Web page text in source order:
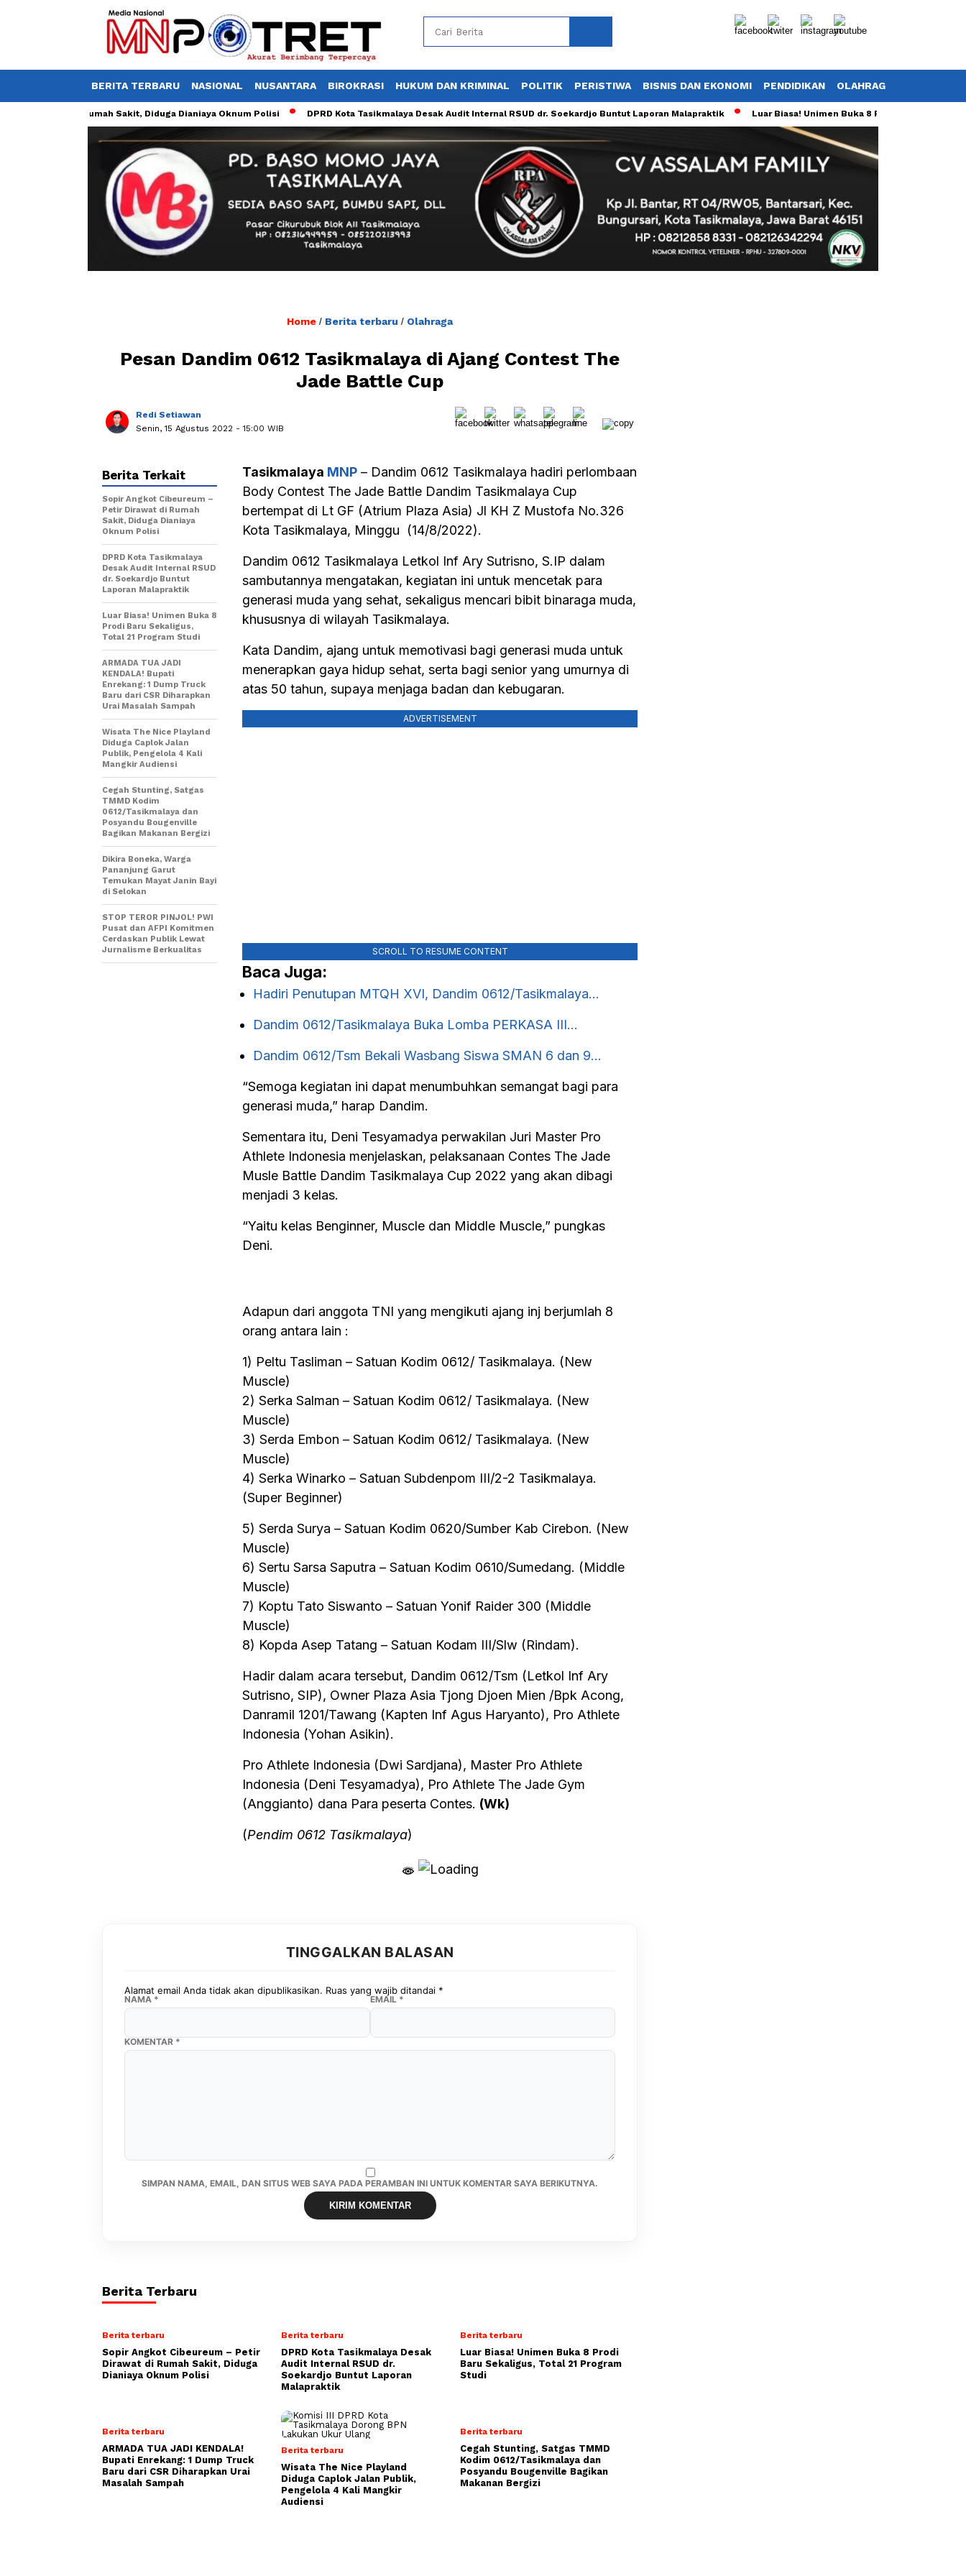
BERITA TERBARU NASIONAL NUSANTARA BIROKRASI HUKUM DAN KRIMINAL POLITIK PERISTIWA BISNIS DAN EKONOMI PENDIDIKAN OLAHRAGA
di Rumah Sakit, Diduga Dianiaya Oknum Polisi DPRD Kota Tasikmalaya Desak Audit Internal RSUD dr. Soekardjo Buntut Laporan Malapraktik Luar Biasa! Unimen Buka 8 Prodi Baru Sekaligus,
Home / Berita terbaru / Olahraga
Pesan Dandim 0612 Tasikmalaya di Ajang Contest The
Jade Battle Cup
Redi Setiawan
Senin, 15 Agustus 2022 - 15:00 WIB
Tasikmalaya MNP – Dandim 0612 Tasikmalaya hadiri perlombaan
Body Contest The Jade Battle Dandim Tasikmalaya Cup
bertempat di Lt GF (Atrium Plaza Asia) Jl KH Z Mustofa No.326
Kota Tasikmalaya, Minggu (14/8/2022).
Dandim 0612 Tasikmalaya Letkol Inf Ary Sutrisno, S.IP dalam
sambutannya mengatakan, kegiatan ini untuk mencetak para
generasi muda yang sehat, sekaligus mencari bibit binaraga muda,
khususnya di wilayah Tasikmalaya.
Kata Dandim, ajang untuk memotivasi bagi generasi muda untuk
menerapkan gaya hidup sehat, serta bagi senior yang umurnya di
atas 50 tahun, supaya menjaga badan dan kebugaran.
ADVERTISEMENT
SCROLL TO RESUME CONTENT
Baca Juga:
Hadiri Penutupan MTQH XVI, Dandim 0612/Tasikmalaya…
Dandim 0612/Tasikmalaya Buka Lomba PERKASA III…
Dandim 0612/Tsm Bekali Wasbang Siswa SMAN 6 dan 9…
“Semoga kegiatan ini dapat menumbuhkan semangat bagi para
generasi muda,” harap Dandim.
Sementara itu, Deni Tesyamadya perwakilan Juri Master Pro
Athlete Indonesia menjelaskan, pelaksanaan Contes The Jade
Musle Battle Dandim Tasikmalaya Cup 2022 yang akan dibagi
menjadi 3 kelas.
“Yaitu kelas Benginner, Muscle dan Middle Muscle,” pungkas
Deni.
Adapun dari anggota TNI yang mengikuti ajang inj berjumlah 8
orang antara lain :
1) Peltu Tasliman – Satuan Kodim 0612/ Tasikmalaya. (New
Muscle)
2) Serka Salman – Satuan Kodim 0612/ Tasikmalaya. (New
Muscle)
3) Serda Embon – Satuan Kodim 0612/ Tasikmalaya. (New
Muscle)
4) Serka Winarko – Satuan Subdenpom III/2-2 Tasikmalaya.
(Super Beginner)
5) Serda Surya – Satuan Kodim 0620/Sumber Kab Cirebon. (New
Muscle)
6) Sertu Sarsa Saputra – Satuan Kodim 0610/Sumedang. (Middle
Muscle)
7) Koptu Tato Siswanto – Satuan Yonif Raider 300 (Middle
Muscle)
8) Kopda Asep Tatang – Satuan Kodam III/Slw (Rindam).
Hadir dalam acara tersebut, Dandim 0612/Tsm (Letkol Inf Ary
Sutrisno, SIP), Owner Plaza Asia Tjong Djoen Mien /Bpk Acong,
Danramil 1201/Tawang (Kapten Inf Agus Haryanto), Pro Athlete
Indonesia (Yohan Asikin).
Pro Athlete Indonesia (Dwi Sardjana), Master Pro Athlete
Indonesia (Deni Tesyamadya), Pro Athlete The Jade Gym
(Anggianto) dana Para peserta Contes. (Wk)
(Pendim 0612 Tasikmalaya)
Berita Terkait
Sopir Angkot Cibeureum –
Petir Dirawat di Rumah
Sakit, Diduga Dianiaya
Oknum Polisi
DPRD Kota Tasikmalaya
Desak Audit Internal RSUD
dr. Soekardjo Buntut
Laporan Malapraktik
Luar Biasa! Unimen Buka 8
Prodi Baru Sekaligus,
Total 21 Program Studi
ARMADA TUA JADI
KENDALA! Bupati
Enrekang: 1 Dump Truck
Baru dari CSR Diharapkan
Urai Masalah Sampah
Wisata The Nice Playland
Diduga Caplok Jalan
Publik, Pengelola 4 Kali
Mangkir Audiensi
Cegah Stunting, Satgas
TMMD Kodim
0612/Tasikmalaya dan
Posyandu Bougenville
Bagikan Makanan Bergizi
Dikira Boneka, Warga
Pananjung Garut
Temukan Mayat Janin Bayi
di Selokan
STOP TEROR PINJOL! PWI
Pusat dan AFPI Komitmen
Cerdaskan Publik Lewat
Jurnalisme Berkualitas
TINGGALKAN BALASAN
Alamat email Anda tidak akan dipublikasikan. Ruas yang wajib ditandai *
KOMENTAR *
NAMA * EMAIL *
SIMPAN NAMA, EMAIL, DAN SITUS WEB SAYA PADA PERAMBAN INI UNTUK KOMENTAR SAYA BERIKUTNYA.
Berita Terbaru
Berita terbaru
Sopir Angkot Cibeureum – Petir
Dirawat di Rumah Sakit, Diduga
Dianiaya Oknum Polisi
Berita terbaru
DPRD Kota Tasikmalaya Desak
Audit Internal RSUD dr.
Soekardjo Buntut Laporan
Malapraktik
Berita terbaru
Luar Biasa! Unimen Buka 8 Prodi
Baru Sekaligus, Total 21 Program
Studi
Berita terbaru
ARMADA TUA JADI KENDALA!
Bupati Enrekang: 1 Dump Truck
Baru dari CSR Diharapkan Urai
Masalah Sampah
Berita terbaru
Wisata The Nice Playland
Diduga Caplok Jalan Publik,
Pengelola 4 Kali Mangkir
Audiensi
Berita terbaru
Cegah Stunting, Satgas TMMD
Kodim 0612/Tasikmalaya dan
Posyandu Bougenville Bagikan
Makanan Bergizi